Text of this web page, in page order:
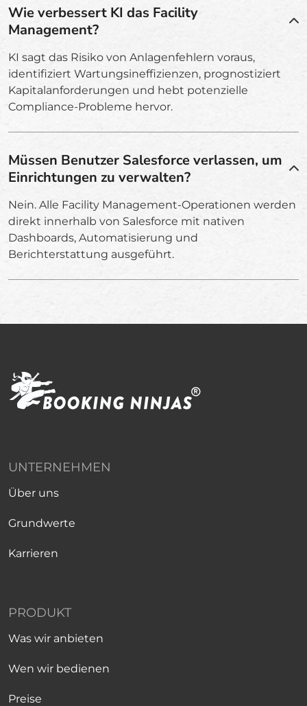
Wie verbessert KI das Facility
Management?
KI sagt das Risiko von Anlagenfehlern voraus,
identifiziert Wartungsineffizienzen, prognostiziert
Kapitalanforderungen und hebt potenzielle
Compliance-Probleme hervor.
Müssen Benutzer Salesforce verlassen, um
Einrichtungen zu verwalten?
Nein. Alle Facility Management-Operationen werden
direkt innerhalb von Salesforce mit nativen
Dashboards, Automatisierung und
Berichterstattung ausgeführt.
UNTERNEHMEN
Über uns
Grundwerte
Karrieren
PRODUKT
Was wir anbieten
Wen wir bedienen
Preise